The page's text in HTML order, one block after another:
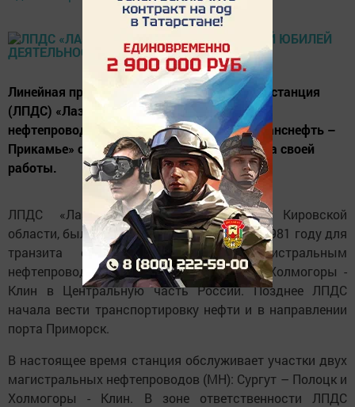
Линейная производственно-диспетчерская станция
(ЛПДС) «Лазарево» Казанского районного
нефтепроводного управления (РНУ) АО «Транснефть –
Прикамье» отмечает 40-летие со дня начала своей
работы.
ЛПДС «Лазарево», расположенная в Кировской
области, была введена в эксплуатацию в 1981 году для
транзита сибирской нефти по магистральным
нефтепроводам (МН) Сургут – Полоцк и Холмогоры -
Клин в Центральную часть России. Позднее ЛПДС
начала вести транспортировку нефти и в направлении
порта Приморск.
В настоящее время станция обслуживает участки двух
магистральных нефтепроводов (МН): Сургут – Полоцк и
Холмогоры - Клин. В зоне ответственности ЛПДС